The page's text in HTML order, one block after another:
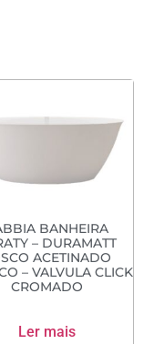
BANHEIRA
– DURAMATT
ACETINADO
– VALVULA CLICK
CROMADO
Ler mais